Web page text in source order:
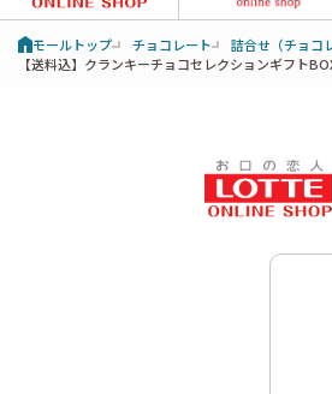
モールトップ チョコレート
詰合せ（チョコ
【送料込】クランキーチョコセレクションギフト